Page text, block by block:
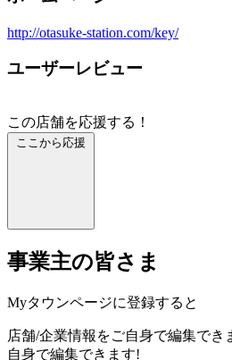
http://otasuke-station.com/key/
ユーザーレビュー
この店舗を応援する！
ここから応援
事業主の皆さま
Myタウンページに登録すると
店舗/企業情報をご自身で編集でき
自身で編集できます!